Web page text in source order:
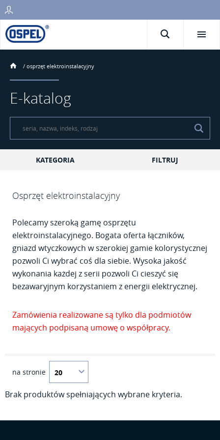
/ osprzęt elektroinstalacyjny
E-katalog
KATEGORIA FILTRUJ
Osprzęt elektroinstalacyjny
Polecamy szeroką gamę osprzętu
elektroinstalacyjnego. Bogata oferta łączników,
gniazd wtyczkowych w szerokiej gamie kolorystycznej
pozwoli Ci wybrać coś dla siebie. Wysoka jakość
wykonania każdej z serii pozwoli Ci cieszyć się
bezawaryjnym korzystaniem z energii elektrycznej.
Zamówienia realizowane są tylko dla podmiotów
mających podpisaną umowę o współpracy.
na stronie
Brak produktów spełniających wybrane kryteria.